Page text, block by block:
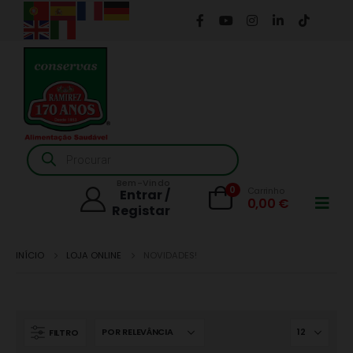
Products
search
Entrar /
Registar
0
0,00 €
INÍCIO LOJA ONLINE
FILTRO